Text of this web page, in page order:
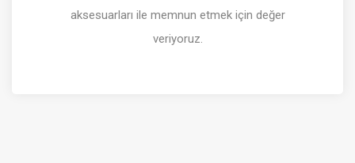
aksesuarları ile memnun etmek için değer
veriyoruz.